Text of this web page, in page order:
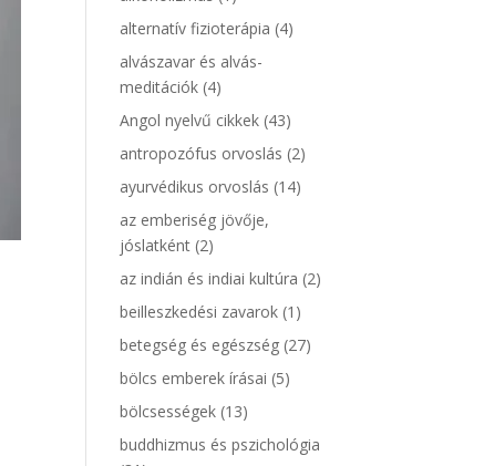
alternatív fizioterápia (4)
alvászavar és alvás-
meditációk (4)
Angol nyelvű cikkek (43)
antropozófus orvoslás (2)
ayurvédikus orvoslás (14)
az emberiség jövője,
jóslatként (2)
az indián és indiai kultúra (2)
beilleszkedési zavarok (1)
betegség és egészség (27)
bölcs emberek írásai (5)
bölcsességek (13)
buddhizmus és pszichológia